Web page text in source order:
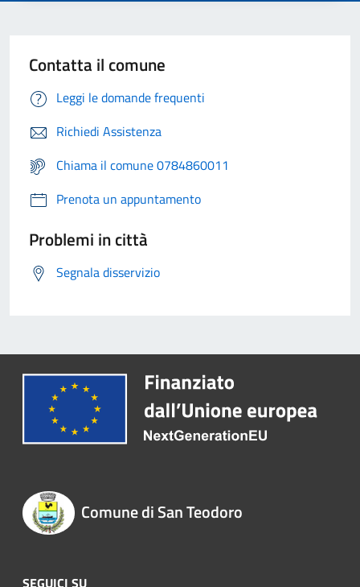
Contatta il comune
Leggi le domande frequenti
Richiedi Assistenza
Chiama il comune 0784860011
Prenota un appuntamento
Problemi in città
Segnala disservizio
Comune di San Teodoro
SEGUICI SU